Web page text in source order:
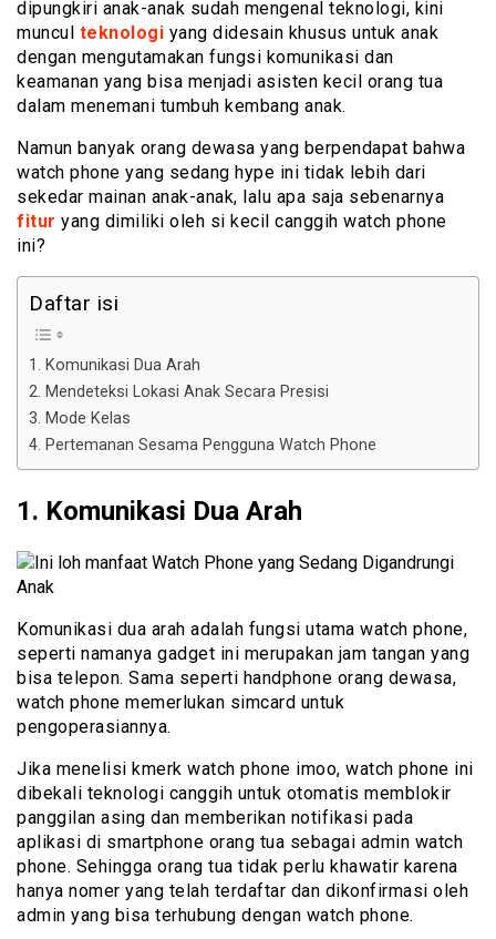
dipungkiri anak-anak sudah mengenal teknologi, kini
muncul teknologi yang didesain khusus untuk anak
dengan mengutamakan fungsi komunikasi dan
keamanan yang bisa menjadi asisten kecil orang tua
dalam menemani tumbuh kembang anak.
Namun banyak orang dewasa yang berpendapat bahwa
watch phone yang sedang hype ini tidak lebih dari
sekedar mainan anak-anak, lalu apa saja sebenarnya
fitur yang dimiliki oleh si kecil canggih watch phone
ini?
Daftar isi
1. Komunikasi Dua Arah
2. Mendeteksi Lokasi Anak Secara Presisi
3. Mode Kelas
4. Pertemanan Sesama Pengguna Watch Phone
1. Komunikasi Dua Arah
Komunikasi dua arah adalah fungsi utama watch phone,
seperti namanya gadget ini merupakan jam tangan yang
bisa telepon. Sama seperti handphone orang dewasa,
watch phone memerlukan simcard untuk
pengoperasiannya.
Jika menelisi kmerk watch phone imoo, watch phone ini
dibekali teknologi canggih untuk otomatis memblokir
panggilan asing dan memberikan notifikasi pada
aplikasi di smartphone orang tua sebagai admin watch
phone. Sehingga orang tua tidak perlu khawatir karena
hanya nomer yang telah terdaftar dan dikonfirmasi oleh
admin yang bisa terhubung dengan watch phone.